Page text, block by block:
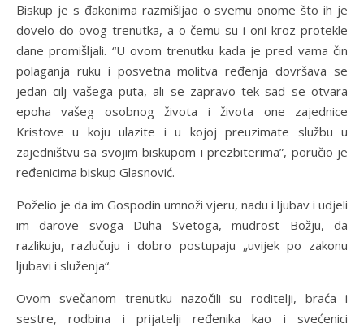
Biskup je s đakonima razmišljao o svemu onome što ih je
dovelo do ovog trenutka, a o čemu su i oni kroz protekle
dane promišljali. “U ovom trenutku kada je pred vama čin
polaganja ruku i posvetna molitva ređenja dovršava se
jedan cilj vašega puta, ali se zapravo tek sad se otvara
epoha vašeg osobnog života i života one zajednice
Kristove u koju ulazite i u kojoj preuzimate službu u
zajedništvu sa svojim biskupom i prezbiterima”, poručio je
ređenicima biskup Glasnović.
Poželio je da im Gospodin umnoži vjeru, nadu i ljubav i udjeli
im darove svoga Duha Svetoga, mudrost Božju, da
razlikuju, razlučuju i dobro postupaju „uvijek po zakonu
ljubavi i služenja“.
Ovom svečanom trenutku nazočili su roditelji, braća i
sestre, rodbina i prijatelji ređenika kao i svećenici